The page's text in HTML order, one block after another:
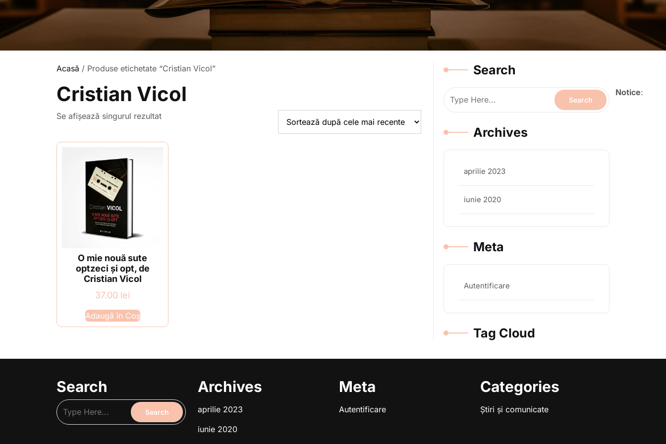
Acasă / Produse etichetate “Cristian Vicol”
Cristian Vicol
Se afișează singurul rezultat
O mie nouă sute
optzeci și opt, de
Cristian Vicol
37.00 lei
Adaugă în Coș
Search
Archives
aprilie 2023
iunie 2020
Meta
Autentificare
Tag Cloud
Search Archives
aprilie 2023
iunie 2020
Meta
Autentificare
Categories
Știri și comunicate
Notice: